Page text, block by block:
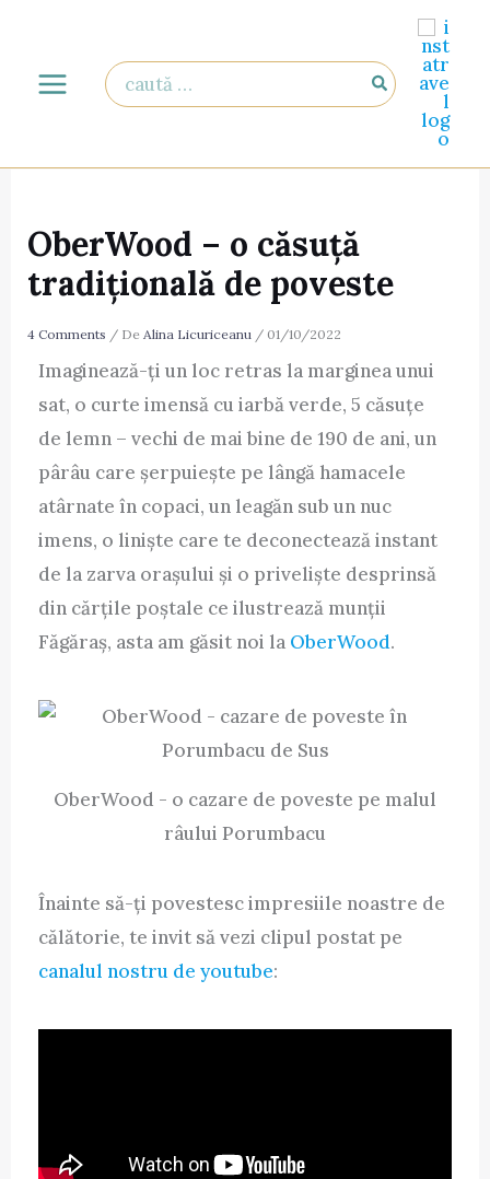
content
Search
for:
OberWood – o căsuță
tradițională de poveste
4 Comments / De Alina Licuriceanu / 01/10/2022
Imaginează-ți un loc retras la marginea unui
sat, o curte imensă cu iarbă verde, 5 căsuțe
de lemn – vechi de mai bine de 190 de ani, un
pârâu care șerpuiește pe lângă hamacele
atârnate în copaci, un leagăn sub un nuc
imens, o liniște care te deconectează instant
de la zarva orașului și o priveliște desprinsă
din cărțile poștale ce ilustrează munții
Făgăraș, asta am găsit noi la OberWood.
OberWood - o cazare de poveste pe malul
râului Porumbacu
Înainte să-ți povestesc impresiile noastre de
călătorie, te invit să vezi clipul postat pe
canalul nostru de youtube: